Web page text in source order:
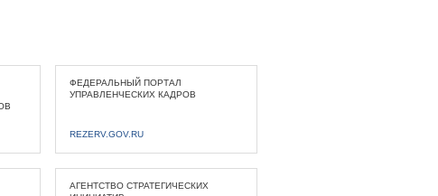
ФЕДЕРАЛЬНЫЙ ПОРТАЛ
УПРАВЛЕНЧЕСКИХ КАДРОВ
REZERV.GOV.RU
АГЕНТСТВО СТРАТЕГИЧЕСКИХ